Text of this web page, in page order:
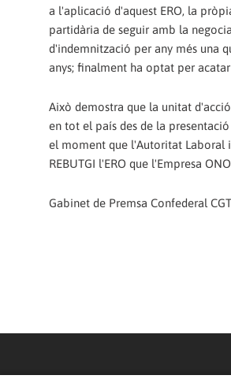
a l'aplicació d'aquest ERO, la pròpia
partidària de seguir amb la
d'indemnització per any més una
anys; finalment ha optat per
Això demostra que la unitat
en tot el país des de la
el moment que l'Autoritat Laboral
REBUTGI l'ERO que l'Empresa
Gabinet de Premsa Confederal CGT